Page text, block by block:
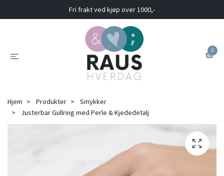
Fri frakt ved kjøp over 1000,-
0
Hjem Produkter
Smykker
Justerbar Gullring med Perle & Kjededetalj